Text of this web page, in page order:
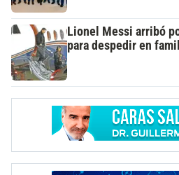
Lionel Messi arribó
para despedir en